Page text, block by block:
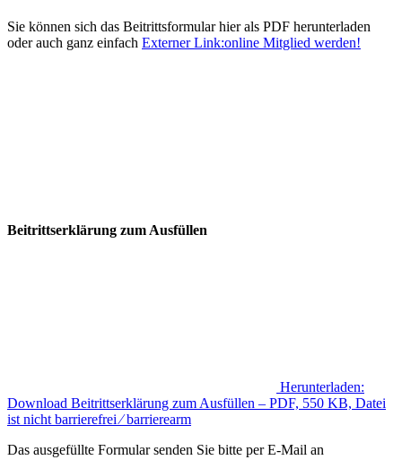
Sie können sich das Beitrittsformular hier als PDF herunterladen
oder auch ganz einfach Externer Link:online Mitglied werden!
Beitrittserklärung zum Ausfüllen
Herunterladen:
Download Beitrittserklärung zum Ausfüllen – PDF, 550 KB, Datei
ist nicht barrierefrei ⁄ barrierearm
Das ausgefüllte Formular senden Sie bitte per E-Mail an